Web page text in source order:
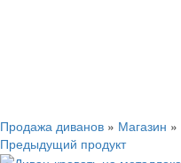
Продажа диванов » Магазин »
Предыдущий продукт